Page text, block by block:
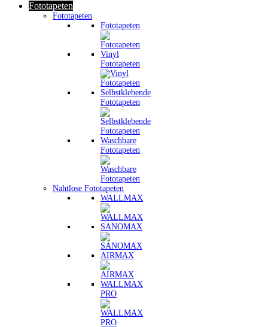
Fototapeten
Fototapeten
Fototapeten
Vinyl
Fototapeten
Selbstklebende
Fototapeten
Waschbare
Fototapeten
Nahtlose Fototapeten
WALLMAX
SANOMAX
AIRMAX
WALLMAX
PRO